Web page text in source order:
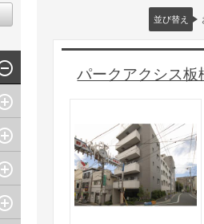
並び替え
パークアクシス板